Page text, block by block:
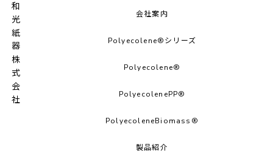
和光紙器株式会社 会社案内
Polyecolene®シリーズ
Polyecolene®︎
PolyecolenePP®︎
PolyecoleneBiomass®
製品紹介